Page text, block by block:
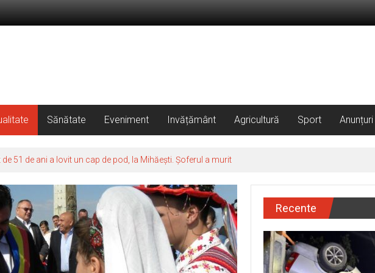
Sănătate Eveniment Invățământ Agricultură Sport Anunțuri
51 de ani a lovit un cap de pod, la Mihăești. Șoferul a murit
Recente